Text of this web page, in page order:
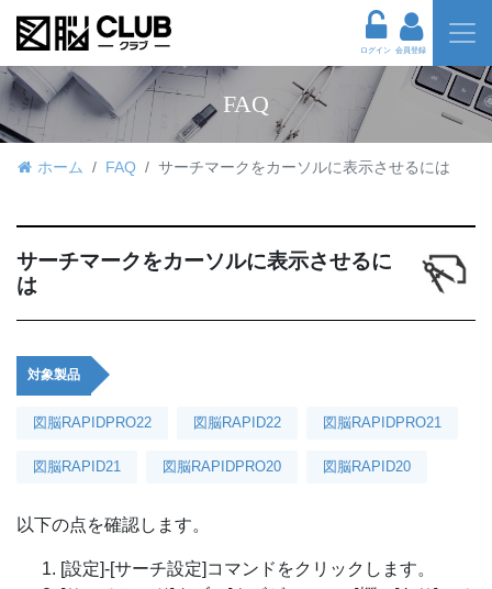
ログイン 会員登録
FAQ
ホーム FAQ サーチマークをカーソルに表示させるには
サーチマークをカーソルに表示させるに
は
対象製品
図脳RAPIDPRO22 図脳RAPID22 図脳RAPIDPRO21
図脳RAPID21 図脳RAPIDPRO20 図脳RAPID20
以下の点を確認します。
[設定]-[サーチ設定]コマンドをクリックします。